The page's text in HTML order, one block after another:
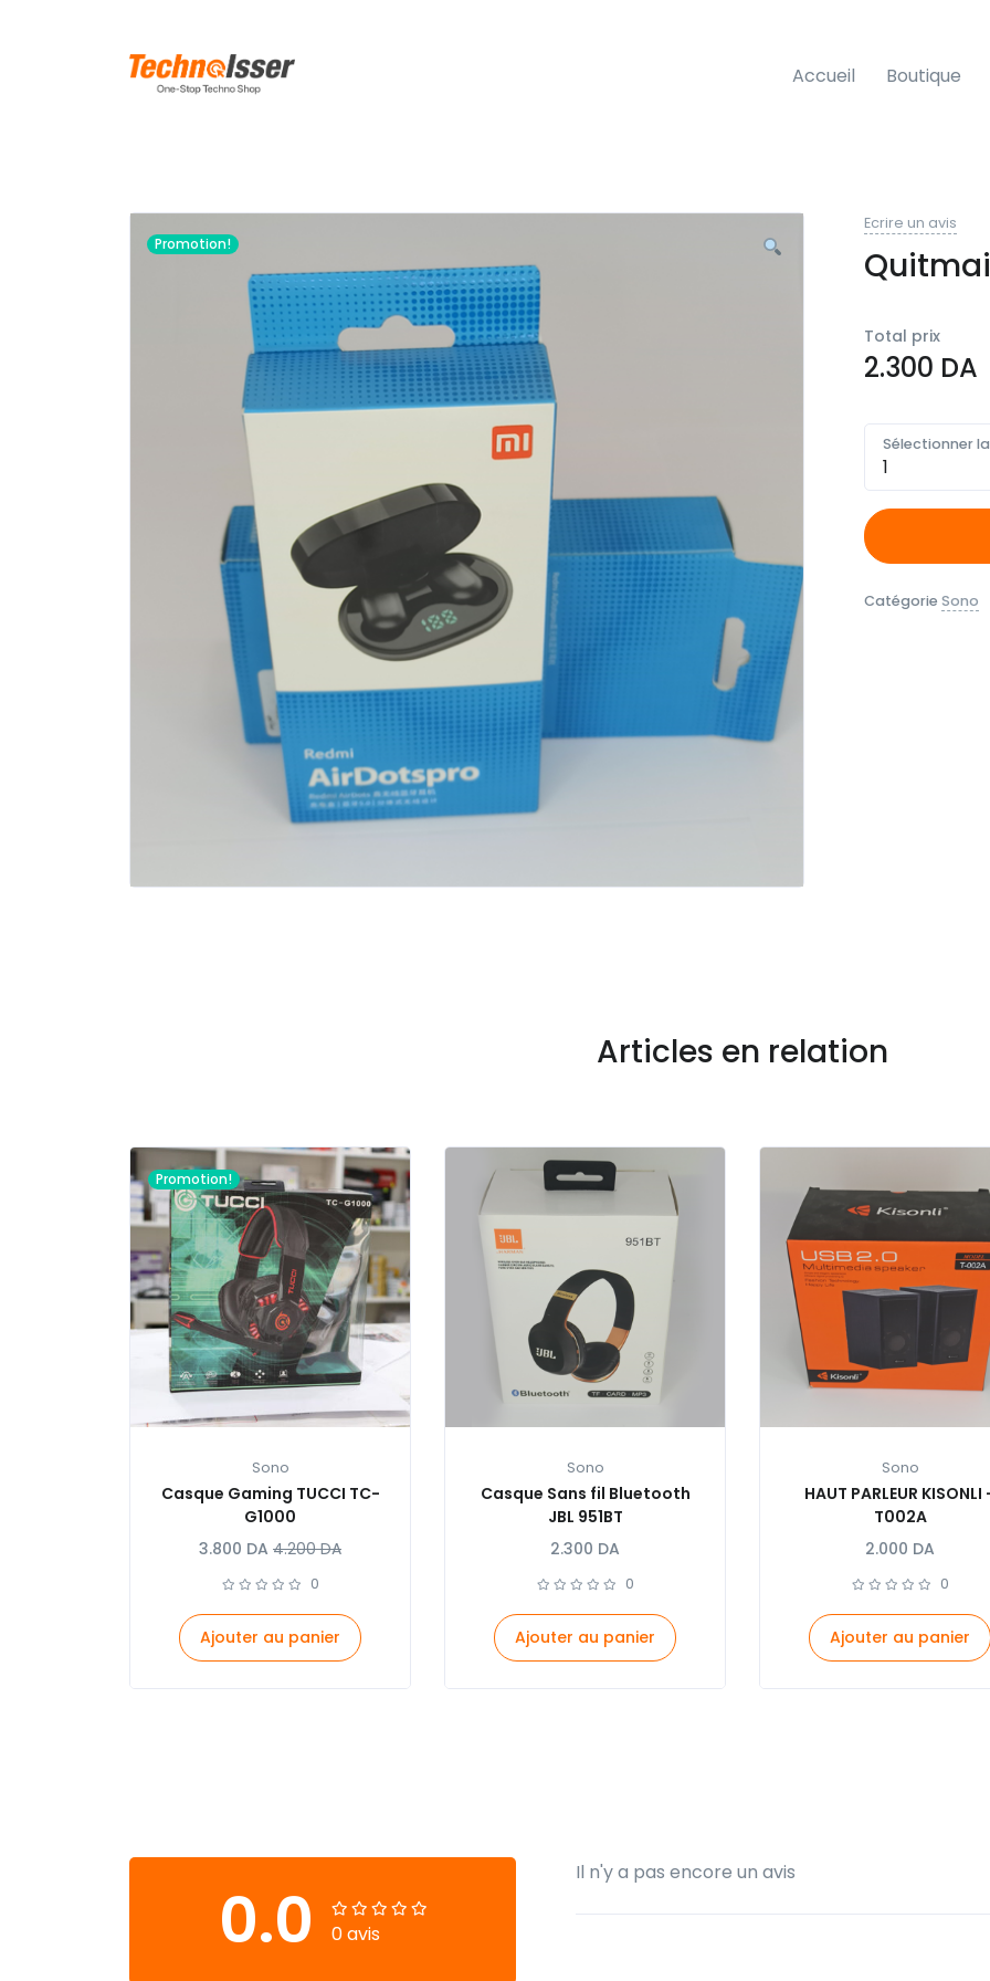
Accueil Boutique
Promotion!
Ecrire un avis
Total prix
2.300 DA
Sélectionner
Quantité
Catégorie Sono
Articles en relation
Promotion!
Sono
Casque Gaming TUCCI TC-
G1000
3.800 DA 4.200DA
0
Ajouter au panier
Sono
Casque Sans fil Bluetooth
JBL 951BT
2.300 DA
0
Ajouter au panier
Sono
HAUT PARLEUR KISONLI
T002A
2.000 DA
0
Ajouter au panier
0.0 0 avis
Il n'y a pas encore un avis